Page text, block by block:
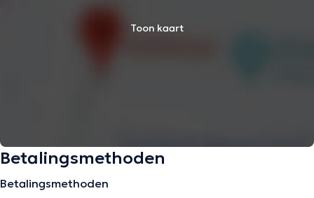
Toon kaart
Betalingsmethoden
Betalingsmethoden